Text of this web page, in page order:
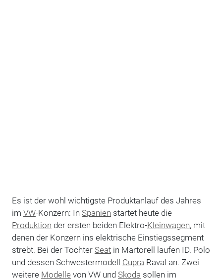
Es ist der wohl wichtigste Produktanlauf des Jahres
im VW-Konzern: In Spanien startet heute die
Produktion der ersten beiden Elektro-Kleinwagen, mit
denen der Konzern ins elektrische Einstiegssegment
strebt. Bei der Tochter Seatin Martorell laufen ID. Polo
und dessen Schwestermodell Cupra Raval an. Zwei
weitere Modelle von VW und Skoda sollen im